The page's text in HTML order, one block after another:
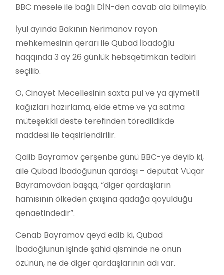
BBC məsələ ilə bağlı DİN-dən cavab ala bilməyib.
İyul ayında Bakının Nərimanov rayon
məhkəməsinin qərarı ilə Qubad İbadoğlu
haqqında 3 ay 26 günlük həbsqətimkan tədbiri
seçilib.
O, Cinayət Məcəlləsinin saxta pul və ya qiymətli
kağızları hazırlama, əldə etmə və ya satma
mütəşəkkil dəstə tərəfindən törədildikdə
maddəsi ilə təqsirləndirilir.
Qalib Bayramov çərşənbə günü BBC-yə deyib ki,
ailə Qubad İbadoğunun qardaşı – deputat Vüqar
Bayramovdan başqa, “digər qardaşların
hamısının ölkədən çıxışına qadağa qoyulduğu
qənaətindədir”.
Cənab Bayramov qeyd edib ki, Qubad
İbadoğlunun işində şahid qismində nə onun
özünün, nə də digər qardaşlarının adı var.